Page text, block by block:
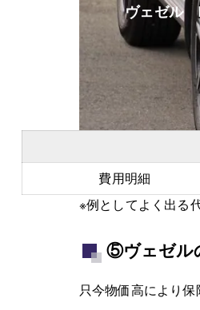
ヴェゼル
費用明細
※例としてよく出る
⑤ヴェゼル
只今物価高により